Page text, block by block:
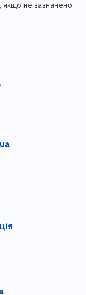
, якщо не зазначено